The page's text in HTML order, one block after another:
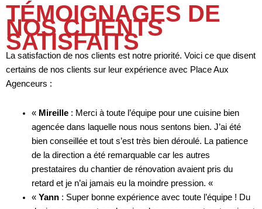
TÉMOIGNAGES DE
NOS CLIENTS
SATISFAITS
La satisfaction de nos clients est notre priorité. Voici ce que disent
certains de nos clients sur leur expérience avec Place Aux
Agenceurs :
« Mireille: Merci à toute l’équipe pour une cuisine bien
agencée dans laquelle nous nous sentons bien. J’ai été
bien conseillée et tout s’est très bien déroulé. La patience
de la direction a été remarquable car les autres
prestataires du chantier de rénovation avaient pris du
retard et je n’ai jamais eu la moindre pression. «
« Yann: Super bonne expérience avec toute l’équipe ! Du